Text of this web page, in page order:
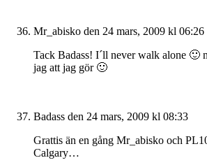
Mr_abisko den 24 mars, 2009 kl 06:26
Tack Badass! I´ll never walk alone 🙂
jag att jag gör 🙂
Badass den 24 mars, 2009 kl 08:33
Grattis än en gång Mr_abisko och
Calgary…